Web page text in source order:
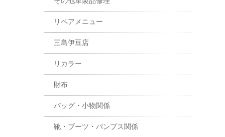
リペアメニュー
三島伊豆店
リカラー
財布
バッグ・小物関係
靴・ブーツ・パンプス関係